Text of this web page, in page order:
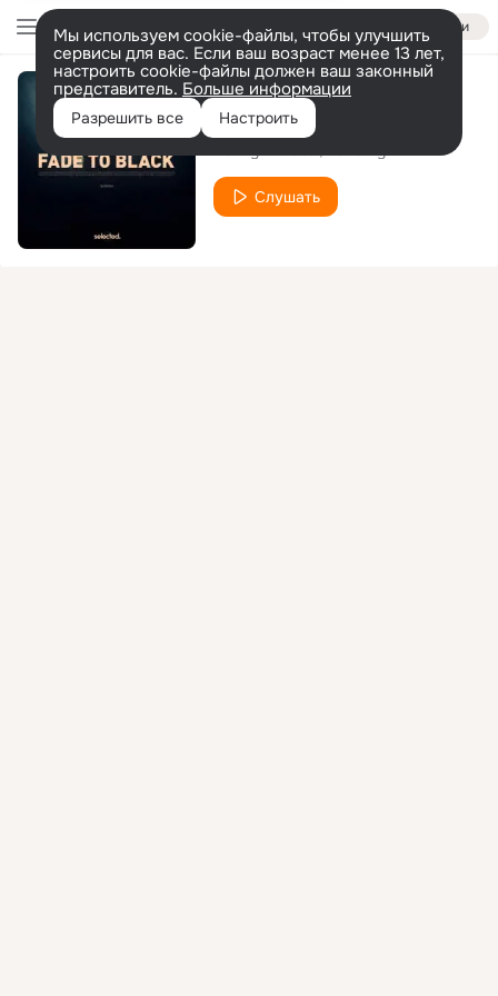
Войти
Мы используем cookie-файлы, чтобы улучшить
сервисы для вас. Если ваш возраст менее 13 лет,
настроить cookie-файлы должен ваш законный
представитель. Больше информации
Разрешить все Настроить
Fade to Black
Слушать